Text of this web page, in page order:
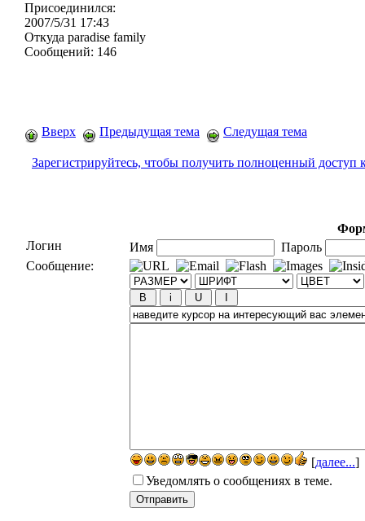
Присоединился:
2007/5/31 17:43
Откуда paradise family
Сообщений: 146
Вверх Предыдущая тема Следущая тема
Зарегистрируйтесь, чтобы получить полноценный доступ
Логин
Имя
Пароль
Сообщение:
[далее...]
Уведомлять о сообщениях в теме.